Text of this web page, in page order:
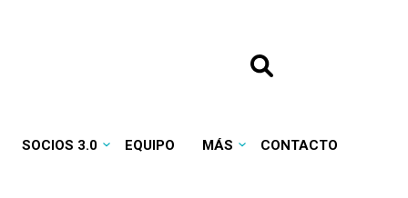
SOCIOS 3.0 EQUIPO MÁS CONTACTO